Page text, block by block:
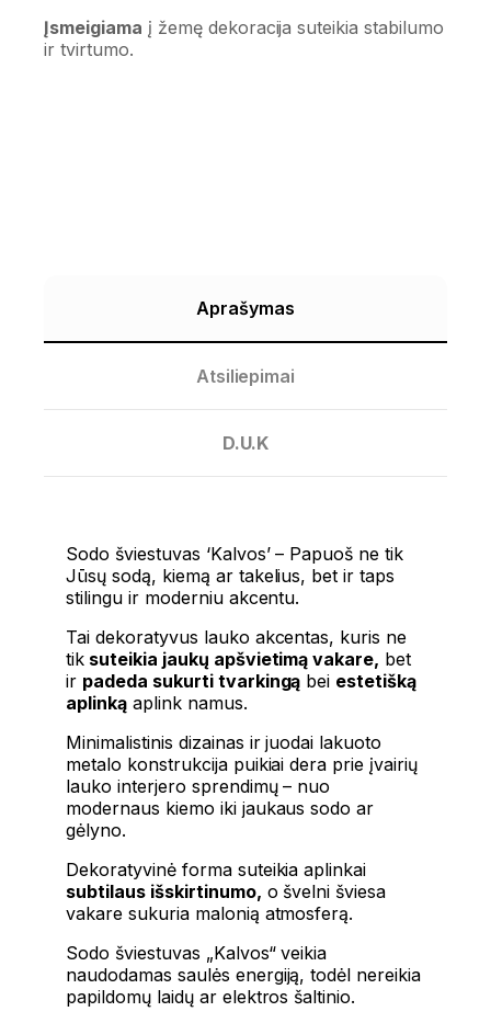
Įsmeigiama į žemę dekoracija suteikia stabilumo
ir tvirtumo.
Aprašymas
Atsiliepimai
D.U.K
Sodo šviestuvas ‘Kalvos’ – Papuoš ne tik
Jūsų sodą, kiemą ar takelius, bet ir taps
stilingu ir moderniu akcentu.
Tai dekoratyvus lauko akcentas, kuris ne
tiksuteikia jaukų apšvietimą vakare, bet
ir padeda sukurti tvarkingą bei estetišką
aplinkąaplink namus.
Minimalistinis dizainas ir juodai lakuoto
metalo konstrukcija puikiai dera prie įvairių
lauko interjero sprendimų – nuo
modernaus kiemo iki jaukaus sodo ar
gėlyno.
Dekoratyvinė forma suteikia aplinkai
subtilaus išskirtinumo, o švelni šviesa
vakare sukuria malonią atmosferą.
Sodo šviestuvas „Kalvos“ veikia
naudodamas saulės energiją, todėl nereikia
papildomų laidų ar elektros šaltinio.